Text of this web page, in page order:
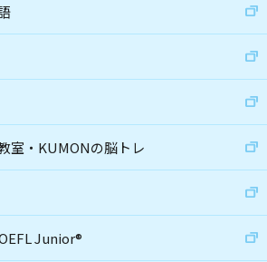
室・KUMONの脳トレ
Junior®